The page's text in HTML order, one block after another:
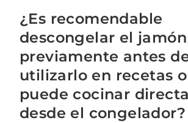
¿Es recomendable
descongelar el
previamente antes
utilizarlo en recetas o
puede cocinar
desde el congelador?